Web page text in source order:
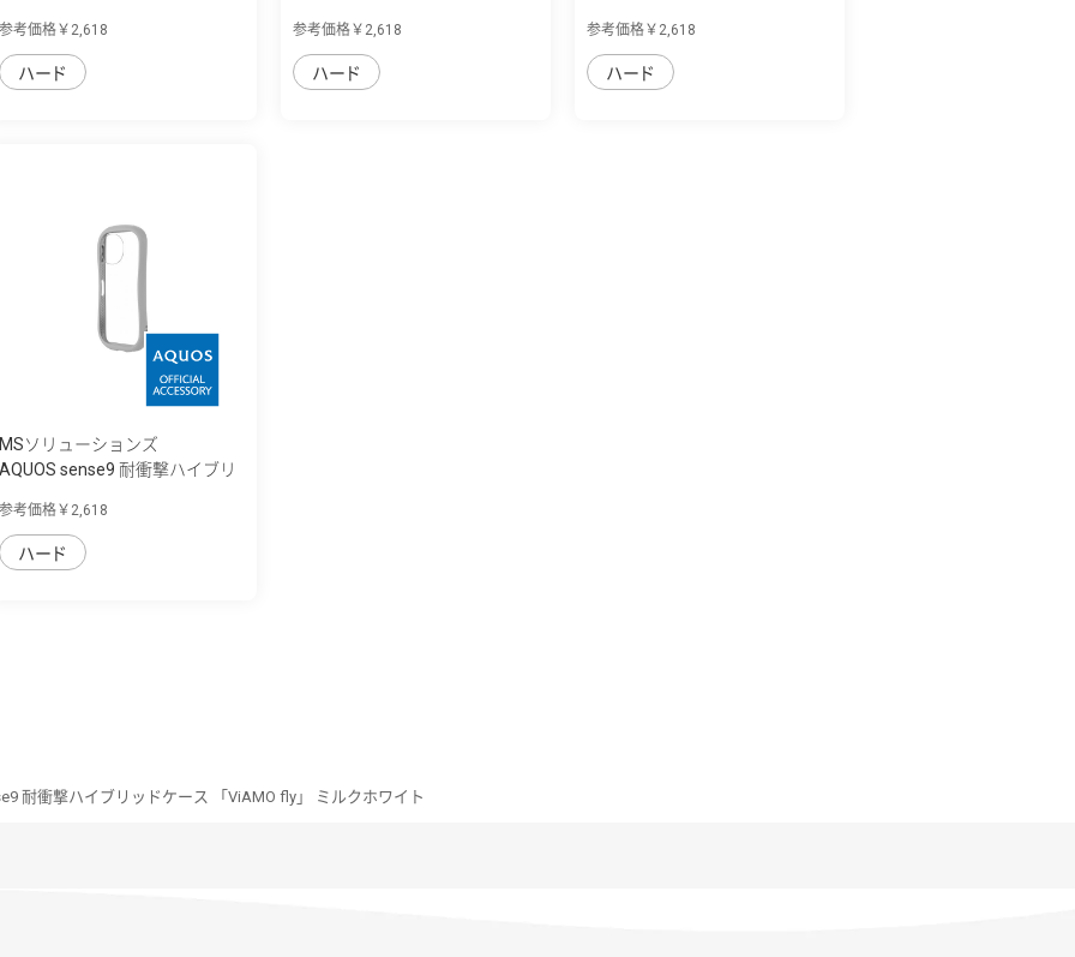
参考価格￥2,618
ハード
参考価格￥2,618
ハード
参考価格￥2,618
ハード
MSソリューションズ
AQUOS sense9 耐衝撃ハイブリ
参考価格￥2,618
ハード
耐衝撃ハイブリッドケース 「ViAMO fly」 ミルクホワイト